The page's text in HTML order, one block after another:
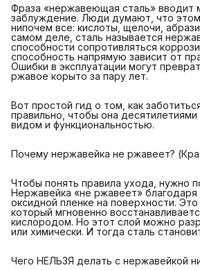
Фраза «нержавеющая сталь» вводит
заблуждение. Люди думают, что
нипочем все: кислоты, щелочи,
самом деле, сталь называется
способности сопротивляться
способность напрямую зависит от
Ошибки в эксплуатации могут
ржавое корыто за пару лет.
Вот простой гид о том, как
правильно, чтобы она
видом и функциональностью.
Почему нержавейка не ржавеет?
Чтобы понять правила ухода, нужно
Нержавейка «не ржавеет» благодаря
оксидной пленке на поверхности. Это
который мгновенно
кислородом. Но этот слой можно
или химически. И тогда сталь
Чего НЕЛЬЗЯ делать с нержавейкой